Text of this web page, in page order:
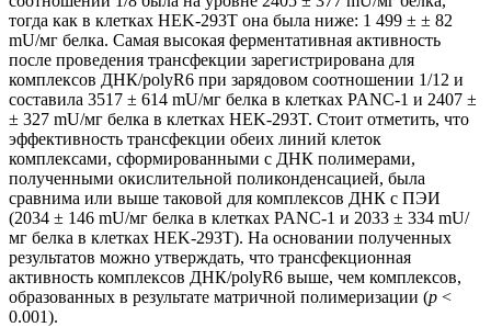
тогда как в клетках HEK-293T она была ниже: 1 499 ± ± 82
mU/мг белка. Самая высокая ферментативная активность
после проведения трансфекции зарегистрирована для
комплексов ДНК/polyR6 при зарядовом соотношении 1/12 и
составила 3517 ± 614 mU/мг белка в клетках PANC-1 и 2407 ±
± 327 mU/мг белка в клетках HEK-293T. Стоит отметить, что
эффективность трансфекции обеих линий клеток
комплексами, сформированными с ДНК полимерами,
полученными окислительной поликонденсацией, была
сравнима или выше таковой для комплексов ДНК с ПЭИ
(2034 ± 146 mU/мг белка в клетках PANC-1 и 2033 ± 334 mU/
мг белка в клетках HEK-293T). На основании полученных
результатов можно утверждать, что трансфекционная
активность комплексов ДНК/polyR6 выше, чем комплексов,
образованных в результате матричной полимеризации (p <
0.001).